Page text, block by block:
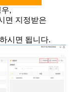
,
면 지정받은
시면 됩니다.